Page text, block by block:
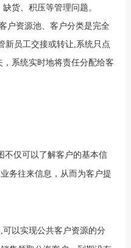
货、积压等管理问题。
户资源池、客户分类是完全
新员工交接或转让,系统只点
系统实时地将责任分配给客
不仅可以了解客户的基本信
务往来信息，从而为客户提
,可以实现公共客户资源的分